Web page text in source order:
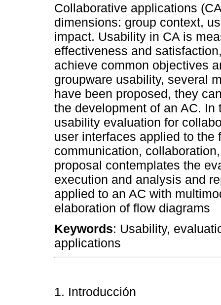
Collaborative applications
dimensions: group context,
impact. Usability in CA is
effectiveness and
achieve common objectives
groupware usability, several
have been proposed, they
the development of an AC.
usability evaluation for
user interfaces applied to the
communication,
proposal contemplates the
execution and analysis and
applied to an AC with
elaboration of flow diagrams
Keywords: Usability,
applications
1. Introducción